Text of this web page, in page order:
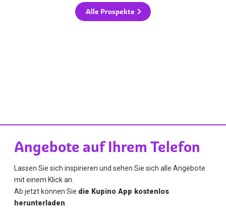
Alle Prospekte
Angebote auf Ihrem Telefon
Lassen Sie sich inspirieren und sehen Sie sich alle Angebote
mit einem Klick an.
Ab jetzt können Sie die Kupino App kostenlos
herunterladen